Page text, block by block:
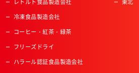
レトルト食品製造会社
冷凍食品製造会社
コーヒー・紅茶・緑茶
フリーズドライ
ハラール認証食品製造会社
東北